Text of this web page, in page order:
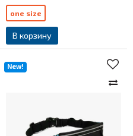
В корзину
one size
New!